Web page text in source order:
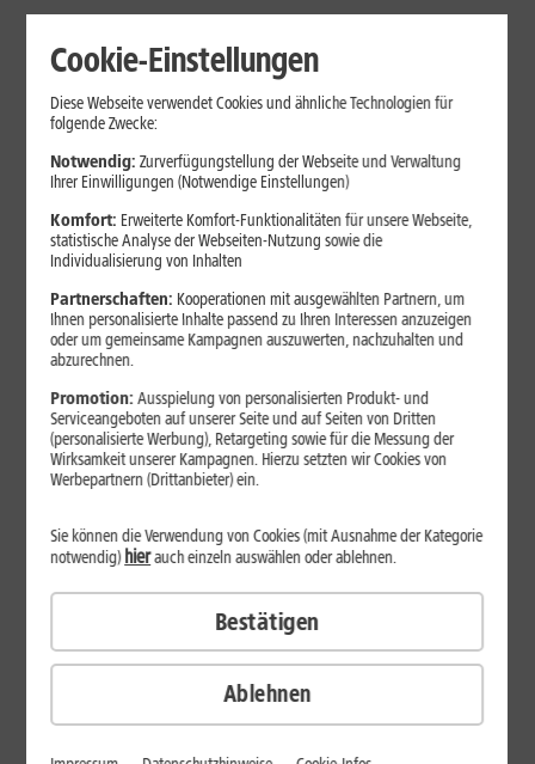
1&1 All-Net-Flat
Passgenaue GB pro Monat
10 GBpro Monat 3 Monate je
9,99 € 14,99
€/Monat
50 GB
TIPP
14, €/Monat
150 GBpro Monat 19,99
€/Monat
DAUERHAFT
5G-Abdeckung deutschlandweit ca. 95 %, bis Ende 2026 nahezu
100 %. Ansonsten mit max. LTE-Geschwindigkeit surfen.
Unlimitierte Telefonie & SMS
In alle dt. Fest- und Mobilfunknetze.
In 3 Minuten startklar
Mit integrierter eSIM aktivieren Sie Ihr Gerät innerhalb von 3 Minuten
und können sofort Telefonieren und Surfen – ganz ohne Postversand
EU-Ausland
Flatrates für Telefonie, Internet & SMS im gesamten EU-Ausland ohne
Kostenlose Rufnummernmitnahme
Bisherige Mobilfunknummer kostenlos zu 1&1 mitnehmen und wie
gewohnt erreichbar bleiben.
Overnight-Lieferung
24 h Austausch-Service
Jetzt bestellen
Tarifdetails
Produktinformationsblatt
Cookie-Einstellungen
Diese Webseite verwendet Cookies und ähnliche Technologien für
folgende Zwecke:
Notwendig: Zurverfügungstellung der Webseite und Verwaltung
Ihrer Einwilligungen (Notwendige Einstellungen)
Komfort: Erweiterte Komfort-Funktionalitäten für unsere Webseite,
statistische Analyse der Webseiten-Nutzung sowie die
Individualisierung von Inhalten
Partnerschaften: Kooperationen mit ausgewählten Partnern, um
Ihnen personalisierte Inhalte passend zu Ihren Interessen anzuzeigen
oder um gemeinsame Kampagnen auszuwerten, nachzuhalten und
abzurechnen.
Promotion:Ausspielung von personalisierten Produkt- und
Serviceangeboten auf unserer Seite und auf Seiten von Dritten
(personalisierte Werbung), Retargeting sowie für die Messung der
Wirksamkeit unserer Kampagnen. Hierzu setzten wir Cookies von
Werbepartnern (Drittanbieter) ein.
Ablehnen
Sie können die Verwendung von Cookies (mit Ausnahme der Kategorie
notwendig)hierauch einzeln auswählen oder ablehnen.
Bestätigen